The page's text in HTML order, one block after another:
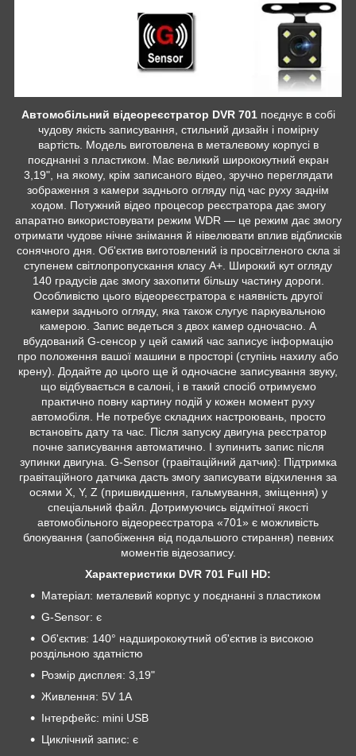
Автомобільний відеореєстратор DVR 701поєднує в собі
чудову якість записування, стильний дизайн і помірну
вартість. Модель виготовлена в металевому корпусі в
поєднанні з пластиком. Має великий ширококутний екран
3,19", на якому, крім записаного відео, зручно переглядати
зображення з камери заднього огляду під час руху заднім
ходом. Потужний відео процесор реєстратора дає змогу
апаратно використовувати режим WDR — це режим дає змогу
отримати чудове нічне знімання й нівелювати вплив відблисків
сонячного дня. Об'єктив виготовлений із просвітленого скла зі
ступенем світлопропускання класу А+. Широкий кут огляду
140 градусів дає змогу захопити більшу частину дороги.
Особливістю цього відеореєстратора є наявність другої
камери заднього огляду, яка також слугує паркувальною
камерою. Запис ведеться з двох камер одночасно. А
вбудований G-сенсор у цей самий час записує інформацію
про положення вашої машини в просторі (ступінь нахилу або
крену). Додайте до цього ще й одночасне записування звуку,
що відбувається в салоні, і в такий спосіб отримуємо
практично повну картину подій у кожен момент руху
автомобіля. Не потребує складних настроювань, просто
встановіть дату та час. Після запуску двигуна реєстратор
почне записування автоматично. І зупинить запис після
зупинки двигуна. G-Sensor (гравітаційний датчик): Підтримка
гравітаційного датчика дасть змогу записувати відхилення за
осями X, Y, Z (пришвидшення, гальмування, зміщення) у
спеціальний файл. Дотримуючись відмітної якості
автомобільного відеореєстратора «701» є можливість
блокування (запобіження від подальшого стирання) певних
моментів відеозапису.
Характеристики DVR 701 Full HD:
Матеріал: металевий корпус у поєднанні з пластиком
G-Sensor: є
Об'єктив: 140° надширококутний об'єктив із високою
роздільною здатністю
Розмір дисплея: 3,19"
Живлення: 5V 1A
Інтерфейс: mini USB
Циклічний запис: є